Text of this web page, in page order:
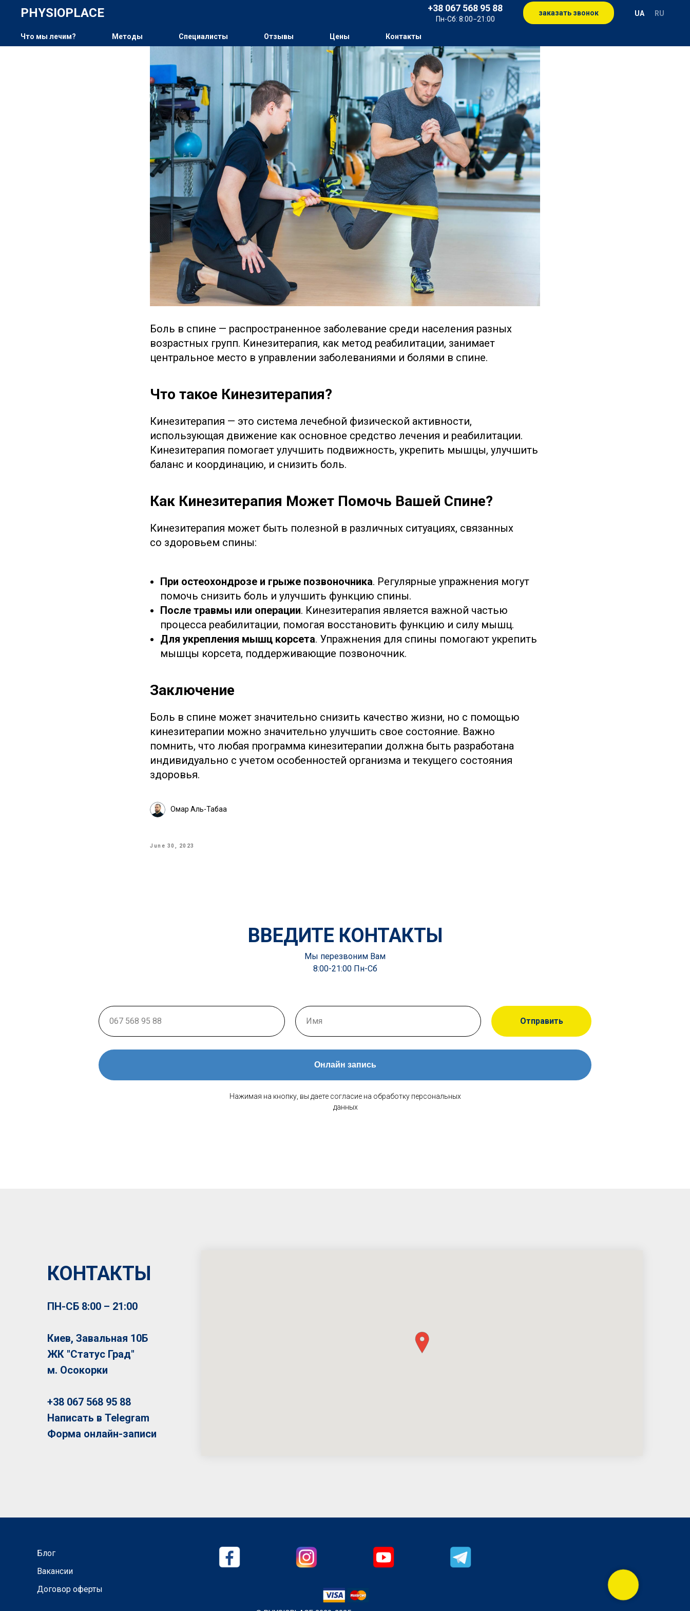
PHYSIOPLACE +38 067 568 95 88
Пн-Сб: 8:00−21:00
заказать звонок UA RU
Что мы лечим? Методы Cпециалисты Отзывы Цены Контакты
Боль в спине — распространенное заболевание среди населения разных
возрастных групп. Кинезитерапия, как метод реабилитации, занимает
центральное место в управлении заболеваниями и болями в спине.
Что такое Кинезитерапия?
Кинезитерапия — это система лечебной физической активности,
использующая движение как основное средство лечения и реабилитации.
Кинезитерапия помогает улучшить подвижность, укрепить мышцы, улучшить
баланс и координацию, и снизить боль.
Как Кинезитерапия Может Помочь Вашей Спине?
Кинезитерапия может быть полезной в различных ситуациях, связанных
со здоровьем спины:
При остеохондрозе и грыже позвоночника. Регулярные упражнения могут
помочь снизить боль и улучшить функцию спины.
После травмы или операции. Кинезитерапия является важной частью
процесса реабилитации, помогая восстановить функцию и силу мышц.
Для укрепления мышц корсета. Упражнения для спины помогают укрепить
мышцы корсета, поддерживающие позвоночник.
Заключение
Боль в спине может значительно снизить качество жизни, но с помощью
кинезитерапии можно значительно улучшить свое состояние. Важно
помнить, что любая программа кинезитерапии должна быть разработана
индивидуально с учетом особенностей организма и текущего состояния
здоровья.
Омар Аль-Табаа
June 30, 2023
ВВЕДИТЕ КОНТАКТЫ
Отправить
Онлайн запись
Нажимая на кнопку, вы даете согласие на обработку персональных
данных
Мы перезвоним Вам
8:00-21:00 Пн-Сб
КОНТАКТЫ
ПН-СБ 8:00 – 21:00
Киев, Завальная 10Б
ЖК "Статус Град"
м. Осокорки
+38 067 568 95 88
Написать в Telegram
Форма онлайн-записи
Договор оферты
Вакансии
Блог